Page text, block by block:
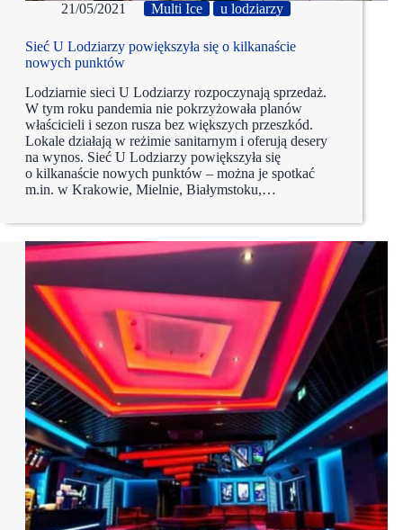
21/05/2021 Multi Ice u lodziarzy
Sieć U Lodziarzy powiększyła się o kilkanaście
nowych punktów
Lodziarnie sieci U Lodziarzy rozpoczynają sprzedaż.
W tym roku pandemia nie pokrzyżowała planów
właścicieli i sezon rusza bez większych przeszkód.
Lokale działają w reżimie sanitarnym i oferują desery
na wynos. Sieć U Lodziarzy powiększyła się
o kilkanaście nowych punktów – można je spotkać
m.in. w Krakowie, Mielnie, Białymstoku,…